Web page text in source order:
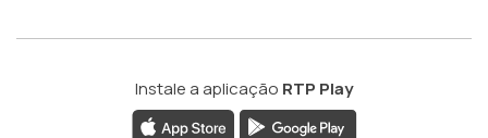
Instale a aplicação RTP Play